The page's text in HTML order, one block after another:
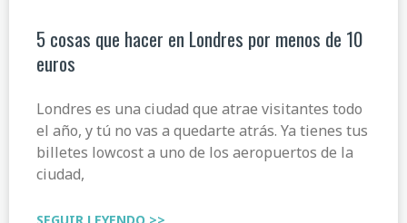
5 cosas que hacer en Londres por menos de 10
euros
Londres es una ciudad que atrae visitantes todo
el año, y tú no vas a quedarte atrás. Ya tienes tus
billetes lowcost a uno de los aeropuertos de la
ciudad,